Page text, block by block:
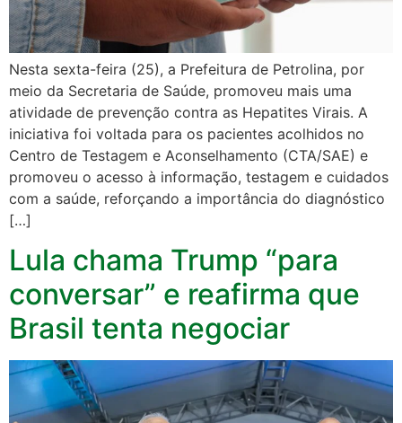
Nesta sexta-feira (25), a Prefeitura de Petrolina, por
meio da Secretaria de Saúde, promoveu mais uma
atividade de prevenção contra as Hepatites Virais. A
iniciativa foi voltada para os pacientes acolhidos no
Centro de Testagem e Aconselhamento (CTA/SAE) e
promoveu o acesso à informação, testagem e cuidados
com a saúde, reforçando a importância do diagnóstico
[…]
Lula chama Trump “para
conversar” e reafirma que
Brasil tenta negociar